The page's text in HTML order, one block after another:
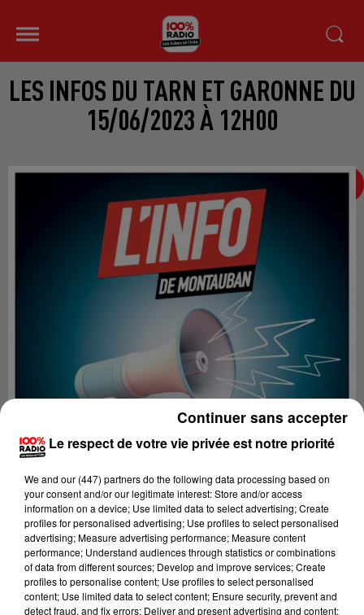
LES INFOS DU TARN ET GARONNE DU
15/06/2023 À 12H00
Lecture (3 min 16 sec)
Le respect de votre vie privée est notre priorité
We and our (447) partnersdo the following data processing based on
your consent and/or our legitimate interest: Store and/or access
information on a device; Use limited data to select advertising; Create
profiles for personalised advertising; Use profiles to select personalised
advertising; Measure advertising performance; Measure content
performance; Understand audiences through statistics or combinations
of data from different sources; Develop and improve services; Create
profiles to personalise content; Use profiles to select personalised
content; Use limited data to select content; Ensure security, prevent and
detect fraud, and fix errors; Deliver and present advertising and content;
Continuer sans accepter